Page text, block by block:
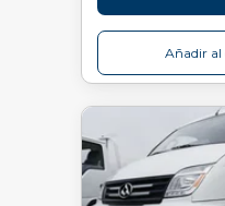
Añadir